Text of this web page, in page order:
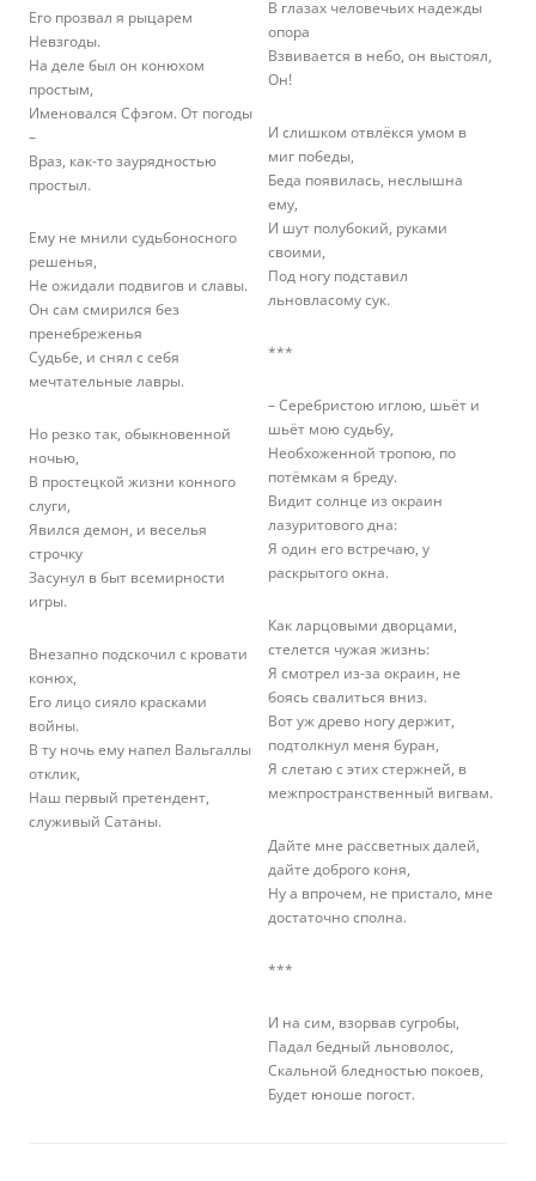
Его прозвал я рыцарем
Невзгоды.
На деле был он конюхом
простым,
Именовался Сфэгом. От погоды
–
Враз, как-то заурядностью
простыл.
Ему не мнили судьбоносного
решенья,
Не ожидали подвигов и славы.
Он сам смирился без
пренебреженья
Судьбе, и снял с себя
мечтательные лавры.
Но резко так, обыкновенной
ночью,
В простецкой жизни конного
слуги,
Явился демон, и веселья
строчку
Засунул в быт всемирности
игры.
Внезапно подскочил с кровати
конюх,
Его лицо сияло красками
войны.
В ту ночь ему напел Вальгаллы
отклик,
Наш первый претендент,
служивый Сатаны.
В глазах человечьих надежды
опора
Взвивается в небо, он выстоял,
Он!
И слишком отвлёкся умом в
миг победы,
Беда появилась, неслышна
ему,
И шут полубокий, руками
своими,
Под ногу подставил
льновласому сук.
***
– Серебристою иглою, шьёт и
шьёт мою судьбу,
Необхоженной тропою, по
потёмкам я бреду.
Видит солнце из окраин
лазуритового дна:
Я один его встречаю, у
раскрытого окна.
Как ларцовыми дворцами,
стелется чужая жизнь:
Я смотрел из-за окраин, не
боясь свалиться вниз.
Вот уж древо ногу держит,
подтолкнул меня буран,
Я слетаю с этих стержней, в
межпространственный вигвам.
Дайте мне рассветных далей,
дайте доброго коня,
Ну а впрочем, не пристало, мне
достаточно сполна.
***
И на сим, взорвав сугробы,
Падал бедный льноволос,
Скальной бледностью покоев,
Будет юноше погост.